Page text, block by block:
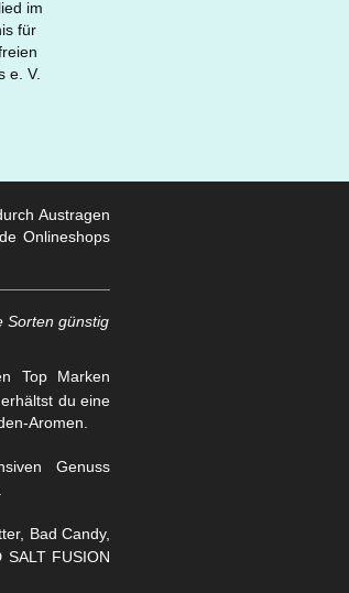
Austragen
Onlineshops
Sorten günstig
Top Marken
du eine
Aromen.
Genuss
Bad Candy,
FUSION